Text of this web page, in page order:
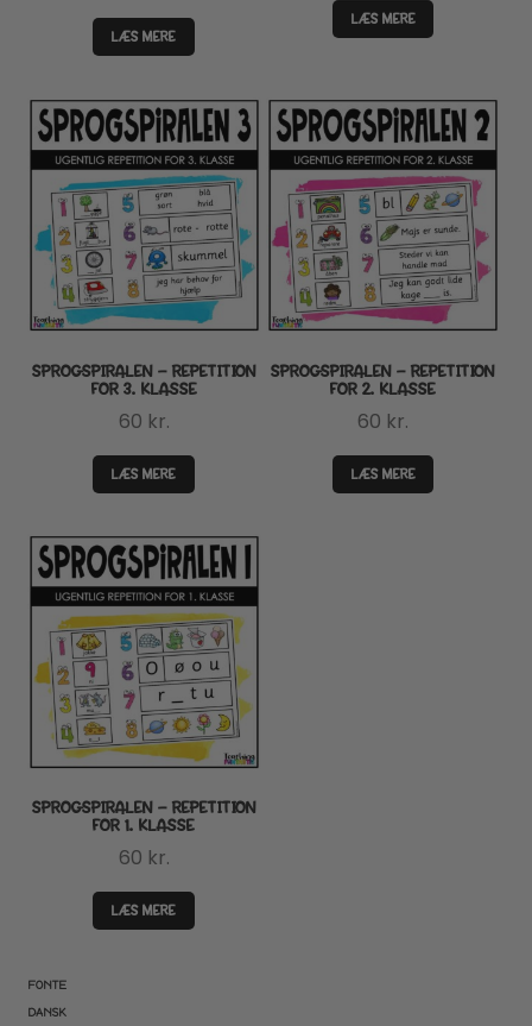
FONTE
DANSK
LÆS MERE
LÆS MERE
SPROGSPIRALEN – REPETITION
FOR 3. KLASSE
60 kr.
LÆS MERE
SPROGSPIRALEN – REPETITION
FOR 2. KLASSE
60 kr.
LÆS MERE
SPROGSPIRALEN – REPETITION
FOR 1. KLASSE
60 kr.
LÆS MERE